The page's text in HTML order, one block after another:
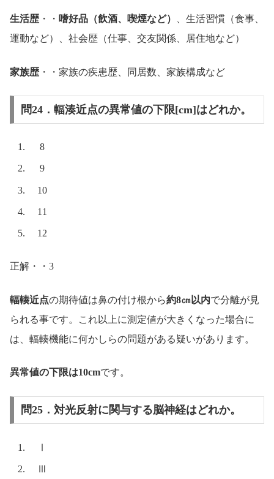
生活歴 ・・ 嗜好品（飲酒、喫煙など）
、生活習慣（食事、
運動など）、社会歴（仕事、交友関係、居住地など）
家族歴 ・・家族の疾患歴、同居数、家族構成など
問24．輻湊近点の異常値の下限[cm]はどれか。
8
9
10
11
12
正解・・3
輻輳近点の期待値は鼻の付け根から約8㎝以内で分離が見
られる事です。これ以上に測定値が大きくなった場合に
は、輻輳機能に何かしらの問題がある疑いがあります。
異常値の下限は10cmです。
問25．対光反射に関与する脳神経はどれか。
Ⅰ
Ⅲ